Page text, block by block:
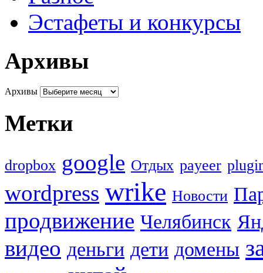
Эстафеты и конкурсы
Архивы
Архивы
Метки
dropbox google Oтдых payeer
wordpress wrike Новости
продвижение Челябинск
видео деньги дети домены